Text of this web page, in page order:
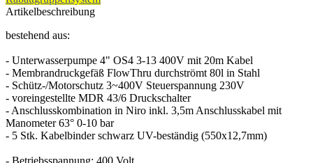
Artikelbeschreibung
bestehend aus:
- Unterwasserpumpe 4" OS4 3-13 400V mit 20m Kabel
- Membrandruckgefäß FlowThru durchströmt 80l in Stahl
- Schütz-/Motorschutz 3~400V Steuerspannung 230V
- voreingestellte MDR 43/6 Druckschalter
- Anschlusskombination in Niro inkl. 3,5m Anschlusskabel mit
Manometer 63° 0-10 bar
- 5 Stk. Kabelbinder schwarz UV-beständig (550x12,7mm)
- Betriebsspannung: 400 Volt